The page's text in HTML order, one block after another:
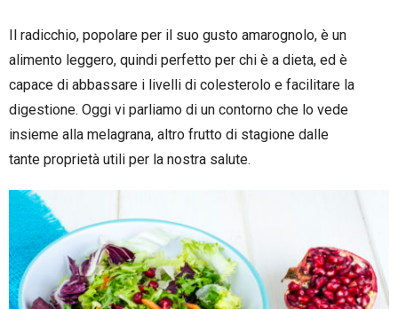
Il radicchio, popolare per il suo gusto amarognolo, è un
alimento leggero, quindi perfetto per chi è a dieta, ed è
capace di abbassare i livelli di colesterolo e facilitare la
digestione. Oggi vi parliamo di un contorno che lo vede
insieme alla melagrana, altro frutto di stagione dalle
tante proprietà utili per la nostra salute.